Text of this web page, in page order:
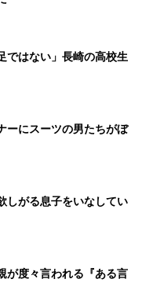
ではない」長崎の高校生
ーにスーツの男たちがぼ
しがる息子をいなしてい
が度々言われる『ある言